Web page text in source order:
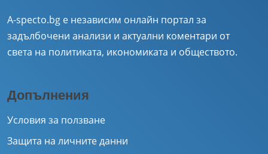
A-specto.bg е независим онлайн портал за
задълбочени анализи и актуални коментари от
света на политиката, икономиката и обществото.
Допълнения
Условия за ползване
Защита на личните данни